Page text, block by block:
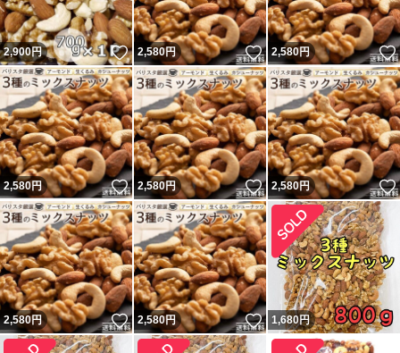
2,900円 いいね！
2,580円 いいね！
2,580円
2,580円 いいね！
2,580円 いいね！
2,580円
2,580円 いいね！
2,580円 いいね！
1,680円